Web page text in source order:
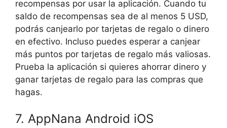
recompensas por usar la aplicación. Cuando tu
saldo de recompensas sea de al menos 5 USD,
podrás canjearlo por tarjetas de regalo o dinero
en efectivo. Incluso puedes esperar a canjear
más puntos por tarjetas de regalo más valiosas.
Prueba la aplicación si quieres ahorrar dinero y
ganar tarjetas de regalo para las compras que
hagas.
7. AppNana Android iOS